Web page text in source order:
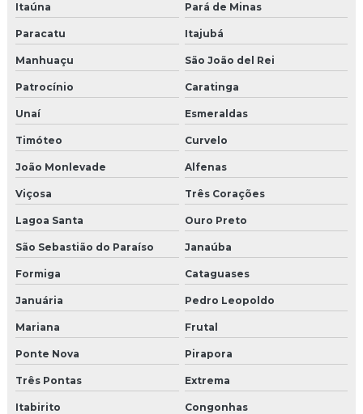
Molduras externa de isopor revestida de cimento
Molduras externas para fachadas
Molduras externas de isopor preço
Molduras externas para janelas
Molduras externas para residências
Molduras para fachadas
Molduras para fachadas de cimento
Molduras para fachadas em eps
Molduras para fachadas externas
Molduras para fachadas de muros
Molduras de isopor externa
Itaúna Pará de Minas
Paracatu Itajubá
Manhuaçu São João del Rei
Patrocínio Caratinga
Unaí Esmeraldas
Timóteo Curvelo
João Monlevade Alfenas
Viçosa Três Corações
Lagoa Santa Ouro Preto
São Sebastião do Paraíso Janaúba
Formiga Cataguases
Januária Pedro Leopoldo
Mariana Frutal
Ponte Nova Pirapora
Três Pontas Extrema
Itabirito Congonhas